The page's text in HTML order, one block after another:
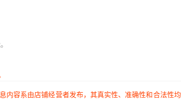
内容系由店铺经营者发布，其真实性、准确性和合法性